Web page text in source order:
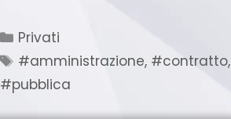
Privati
#amministrazione, #contratto,
#pubblica